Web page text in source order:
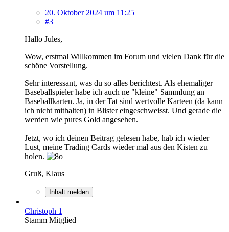
20. Oktober 2024 um 11:25
#3
Hallo Jules,
Wow, erstmal Willkommen im Forum und vielen Dank für die
schöne Vorstellung.
Sehr interessant, was du so alles berichtest. Als ehemaliger
Baseballspieler habe ich auch ne "kleine" Sammlung an
Baseballkarten. Ja, in der Tat sind wertvolle Karteen (da kann
ich nicht mithalten) in Blister eingeschweisst. Und gerade die
werden wie pures Gold angesehen.
Jetzt, wo ich deinen Beitrag gelesen habe, hab ich wieder
Lust, meine Trading Cards wieder mal aus den Kisten zu
holen.
Gruß, Klaus
Inhalt melden
Christoph 1
Stamm Mitglied